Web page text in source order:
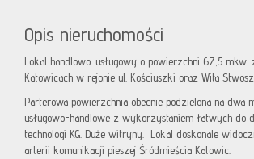
Opis nieruchomości
Lokal handlowo-usługowy o powierzchni 67,5
Katowicach w rejonie ul. Kościuszki oraz Wita
Parterowa powierzchnia obecnie podzielona na dwa
usługowo-handlowe z wykorzystaniem łatwych do
technologi KG. Duże witryny. Lokal doskonale
arterii komunikacji pieszej Śródmieścia Katowic.